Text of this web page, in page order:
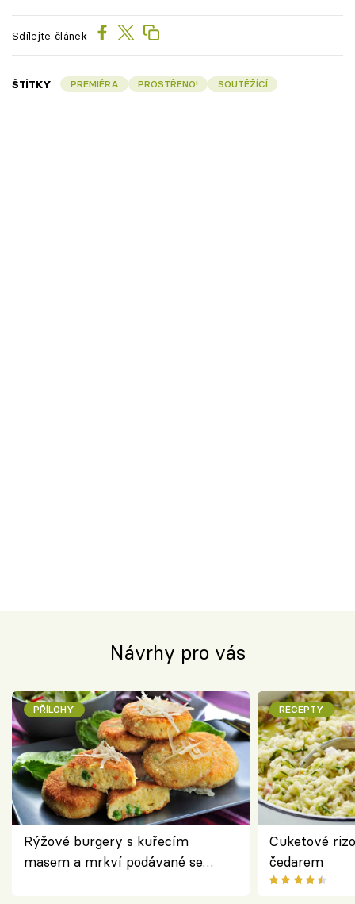
Sdílejte článek
ŠTÍTKY PREMIÉRA PROSTŘENO! SOUTĚŽÍCÍ
Návrhy pro vás
PŘÍLOHY
Rýžové burgery s kuřecím
masem a mrkví podávané se
RECEPTY
Cuketové
čedarem